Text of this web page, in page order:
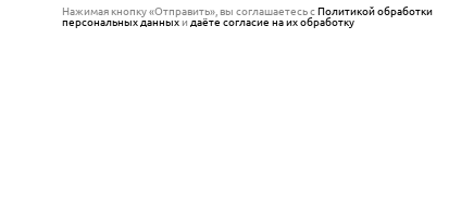
Нажимая кнопку «Отправить», вы соглашаетесь сПолитикой обработки
персональных данныхи даёте согласие на их обработку